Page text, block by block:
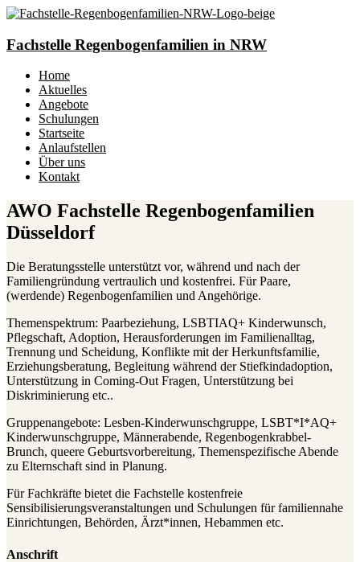
Fachstelle Regenbogenfamilien in NRW
Home
Aktuelles
Angebote
Schulungen
Startseite
Anlaufstellen
Über uns
Kontakt
AWO Fachstelle Regenbogenfamilien
Düsseldorf
Die Beratungsstelle unterstützt vor, während und nach der
Familiengründung vertraulich und kostenfrei. Für Paare,
(werdende) Regenbogenfamilien und Angehörige.
Themenspektrum: Paarbeziehung, LSBTIAQ+ Kinderwunsch,
Pflegschaft, Adoption, Herausforderungen im Familienalltag,
Trennung und Scheidung, Konflikte mit der Herkunftsfamilie,
Erziehungsberatung, Begleitung während der Stiefkindadoption,
Unterstützung in Coming-Out Fragen, Unterstützung bei
Diskriminierung etc..
Gruppenangebote: Lesben-Kinderwunschgruppe, LSBT*I*AQ+
Kinderwunschgruppe, Männerabende, Regenbogenkrabbel-
Brunch, queere Geburtsvorbereitung, Themenspezifische Abende
zu Elternschaft sind in Planung.
Für Fachkräfte bietet die Fachstelle kostenfreie
Sensibilisierungsveranstaltungen und Schulungen für familiennahe
Einrichtungen, Behörden, Ärzt*innen, Hebammen etc.
Anschrift